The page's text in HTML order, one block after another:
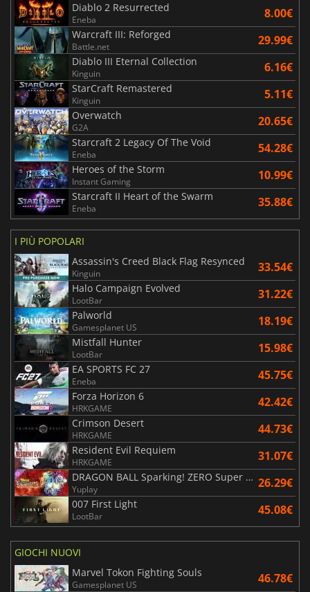
Diablo 2 Resurrected
Eneba 8.00€
Warcraft III: Reforged
Battle.net 29.99€
Diablo III Eternal Collection
Kinguin 6.16€
StarCraft Remastered
Kinguin 5.11€
Overwatch
G2A 20.65€
Starcraft 2 Legacy Of The Void
Eneba 54.28€
Heroes of the Storm
Instant Gaming 10.99€
Starcraft II Heart of the Swarm
Eneba 35.88€
I PIÙ POPOLARI
Assassin's Creed Black Flag Resynced
Kinguin 33.54€
Halo Campaign Evolved
LootBar 31.22€
Palworld
Gamesplanet US 18.19€
Mistfall Hunter
LootBar 15.98€
EA SPORTS FC 27
Eneba 45.75€
Forza Horizon 6
HRKGAME 42.42€
Crimson Desert
HRKGAME 44.73€
Resident Evil Requiem
HRKGAME 31.07€
DRAGON BALL Sparking! ZERO Super Limit Breaking NEO
Yuplay 26.29€
007 First Light
LootBar 45.08€
GIOCHI NUOVI
Marvel Tokon Fighting Souls
Gamesplanet US 46.78€